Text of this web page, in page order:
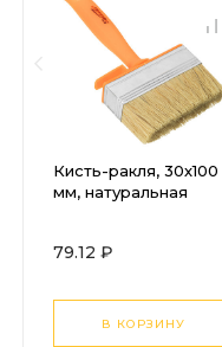
Кисть-ракля, 30х100
мм, натуральная
корпус,
Sparta
79.12 ₽
В КОРЗИНУ